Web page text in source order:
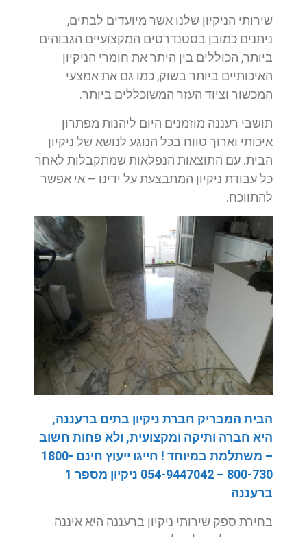
שירותי הניקיון שלנו אשר מיועדים לבתים,
ניתנים כמובן בסטנדרטים המקצועיים הגבוהים
ביותר, הכוללים בין היתר את חומרי הניקיון
האיכותיים ביותר בשוק, כמו גם את אמצעי
המכשור וציוד העזר המשוכללים ביותר.
תושבי רעננה מוזמנים היום ליהנות מפתרון
איכותי וארוך טווח בכל הנוגע לנושא של ניקיון
הבית. עם התוצאות הנפלאות שמתקבלות לאחר
כל עבודת ניקיון המתבצעת על ידינו – אי אפשר
להתווכח.
הבית המבריק חברת ניקיון בתים ברעננה,
היא חברה ותיקה ומקצועית, ולא פחות חשוב
– משתלמת במיוחד ! חייגו ייעוץ חינם 1800-
800-730 – 054-9447042 ניקיון מספר 1
ברעננה
בחירת ספק שירותי ניקיון ברעננה היא איננה